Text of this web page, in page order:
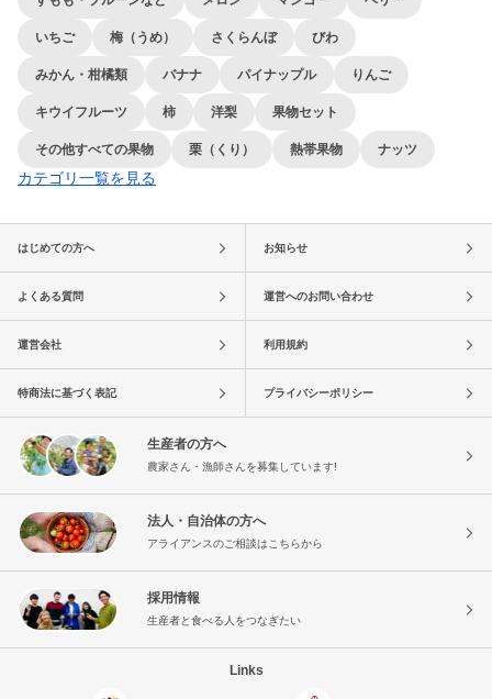
いちご 梅（うめ） さくらんぼ びわ
みかん・柑橘類 バナナ パイナップル りんご
キウイフルーツ 柿 洋梨 果物セット
その他すべての果物 栗（くり） 熱帯果物 ナッツ
カテゴリ一覧を見る
はじめての方へ お知らせ
よくある質問 運営へのお問い合わせ
運営会社 利用規約
特商法に基づく表記 プライバシーポリシー
生産者の方へ
農家さん・漁師さんを募集しています!
法人・自治体の方へ
アライアンスのご相談はこちらから
採用情報
生産者と食べる人をつなぎたい
Links